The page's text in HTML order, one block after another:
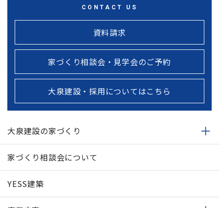
CONTACT US
資料請求
家づくり相談会・見学会のご予約
大泉建設・採用についてはこちら
大泉建設の家づくり
家づくり相談会について
YESS建築